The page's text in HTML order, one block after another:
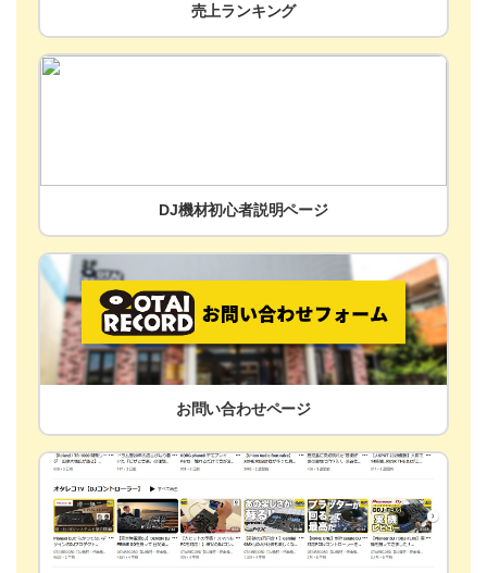
売上ランキング
DJ機材初心者説明ページ
お問い合わせページ